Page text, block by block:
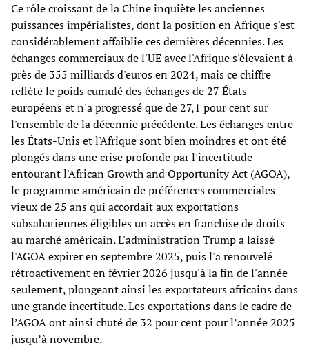
Ce rôle croissant de la Chine inquiète les anciennes
puissances impérialistes, dont la position en Afrique s'est
considérablement affaiblie ces dernières décennies. Les
échanges commerciaux de l'UE avec l'Afrique s'élevaient à
près de 355 milliards d'euros en 2024, mais ce chiffre
reflète le poids cumulé des échanges de 27 États
européens et n'a progressé que de 27,1 pour cent sur
l'ensemble de la décennie précédente. Les échanges entre
les États-Unis et l'Afrique sont bien moindres et ont été
plongés dans une crise profonde par l'incertitude
entourant l'African Growth and Opportunity Act (AGOA),
le programme américain de préférences commerciales
vieux de 25 ans qui accordait aux exportations
subsahariennes éligibles un accès en franchise de droits
au marché américain. L'administration Trump a laissé
l'AGOA expirer en septembre 2025, puis l'a renouvelé
rétroactivement en février 2026 jusqu'à la fin de l'année
seulement, plongeant ainsi les exportateurs africains dans
une grande incertitude. Les exportations dans le cadre de
l’AGOA ont ainsi chuté de 32 pour cent pour l’année 2025
jusqu’à novembre.